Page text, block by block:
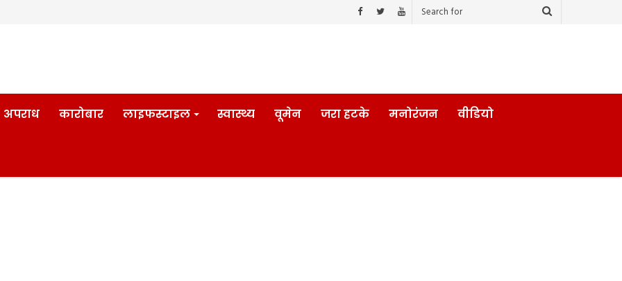
अपराध कारोबार लाइफस्टाइल स्वास्थ्य वूमेन जरा हटके मनोरंजन वीडियो